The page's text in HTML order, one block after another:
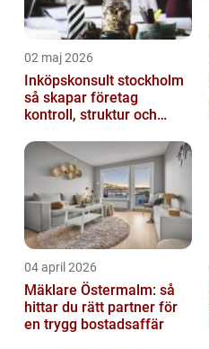
02 maj 2026
Inköpskonsult stockholm
så skapar företag
kontroll, struktur och
04 april 2026
Mäklare Östermalm: så
hittar du rätt partner för
en trygg bostadsaffär